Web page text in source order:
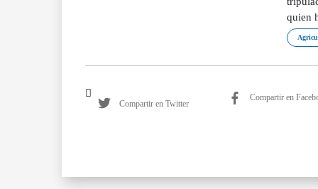
quien
Compartir en Twitter
Compartir en